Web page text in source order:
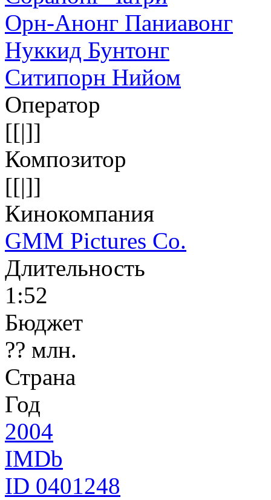
Орн-Анонг Паниавонг
Нуккид Бунтонг
Ситипорн Нийом
Оператор
[[|]]
Композитор
[[|]]
Кинокомпания
GMM Pictures Co.
Длительность
1:52
Бюджет
?? млн.
Страна
Год
2004
IMDb
ID 0401248